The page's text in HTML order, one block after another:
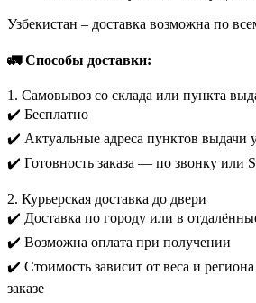
Узбекистан – доставка возможна по
🚛 Способы доставки:
1. Самовывоз со склада или пункта
✔️ Бесплатно
✔️ Актуальные адреса пунктов выдачи
✔️ Готовность заказа — по звонку или
2. Курьерская доставка до двери
✔️ Доставка по городу или в
✔️ Возможна оплата при получении
✔️ Стоимость зависит от веса и
заказе